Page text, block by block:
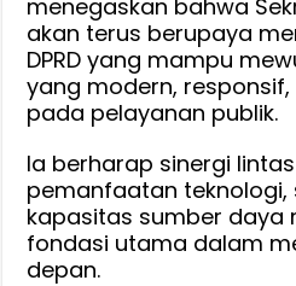
menegaskan bahwa
akan terus berupaya
DPRD yang mampu
yang modern,
pada pelayanan publik.
Ia berharap sinergi
pemanfaatan
kapasitas sumber daya
fondasi utama dalam
depan.